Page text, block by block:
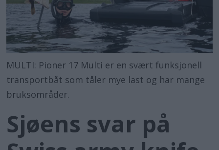
Logg inn
MULTI: Pioner 17 Multi er en svært funksjonell
transportbåt som tåler mye last og har mange
bruksområder.
Sjøens svar på